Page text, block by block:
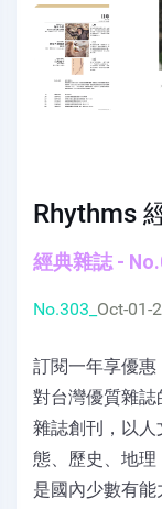
Rhythms
經典雜誌 -
No.303_ Oct-01-
訂閱一年享優惠
對台灣優質雜
雜誌創刊，以
態、歷史、地理
是國內少數有